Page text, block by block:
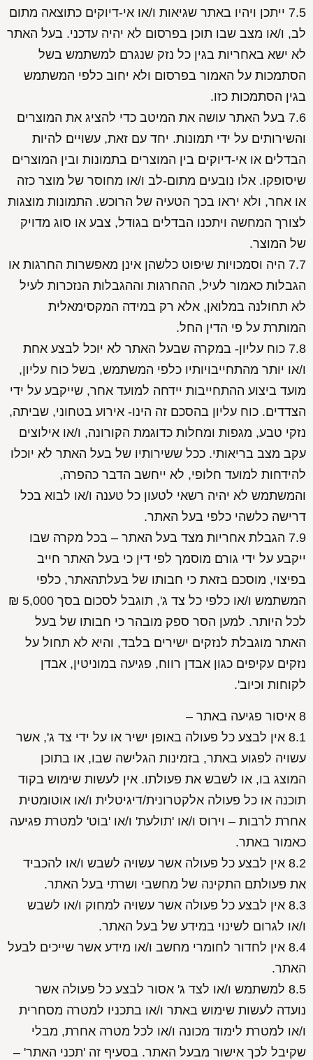
7.5 ייתכן ויהיו באתר שגיאות ו/או אי-דיוקים כתוצאה מתום
לב, ו/או מצב שבו תוכן בפרסום לא יהיה עדכני. בעל האתר
לא ישא באחריות בגין כל נזק שנגרם למשתמש בשל
הסתמכות על האמור בפרסום ולא יחוב כלפי המשתמש
בגין הסתמכות כזו.
7.6 בעל האתר עושה את המיטב כדי להציג את המוצרים
והשירותים על ידי תמונות. יחד עם זאת, עשויים להיות
הבדלים או אי-דיוקים בין המוצרים בתמונות ובין המוצרים
שיסופקו. אלו נובעים מתום-לב ו/או מחוסר של מוצר כזה
או אחר, ולא יראו בכך הטעיה של הרוכש. התמונות מוצגות
לצורך המחשה ויתכנו הבדלים בגודל, צבע או סוג מדויק
של המוצר.
7.7 היה וסמכויות שיפוט כלשהן אינן מאפשרות החרגות או
הגבלות כאמור לעיל, ההחרגות וההגבלות הנזכרות לעיל
לא תחולנה במלואן, אלא רק במידה המקסימאלית
המותרת על פי הדין החל.
7.8 כוח עליון- במקרה שבעל האתר לא יוכל לבצע אחת
ו/או יותר מהתחייבויותיו כלפי המשתמש, בשל כוח עליון,
מועד ביצוע ההתחייבות יידחה למועד אחר, שייקבע על ידי
הצדדים. כוח עליון בהסכם זה הינו- אירוע בטחוני, שביתה,
נזקי טבע, מגפות ומחלות כדוגמת הקורונה, ו/או אילוצים
עקב מצב בריאותי. ככל ששירותיו של בעל האתר לא יוכלו
להידחות למועד חלופי, לא ייחשב הדבר כהפרה,
והמשתמש לא יהיה רשאי לטעון כל טענה ו/או לבוא בכל
דרישה כלשהי כלפי בעל האתר.
7.9 הגבלת אחריות מצד בעל האתר – בכל מקרה שבו
ייקבע על ידי גורם מוסמך לפי דין כי בעל האתר חייב
בפיצוי, מוסכם בזאת כי חבותו של בעלתהאתר, כלפי
המשתמש ו/או כלפי כל צד ג', תוגבל לסכום בסך 5,000 ₪
לכל היותר. למען הסר ספק מובהר כי חבותו של בעל
האתר מוגבלת לנזקים ישירים בלבד, והיא לא תחול על
נזקים עקיפים כגון אבדן רווח, פגיעה במוניטין, אבדן
לקוחות וכיוב'.
8 איסור פגיעה באתר –
8.1 אין לבצע כל פעולה באופן ישיר או על ידי צד ג', אשר
עשויה לפגוע באתר, בזמינות הגלישה שבו, או בתוכן
המוצג בו, או לשבש את פעולתו. אין לעשות שימוש בקוד
תוכנה או כל פעולה אלקטרונית/דיגיטלית ו/או אוטומטית
אחרת לרבות – וירוס ו/או 'תולעת' ו/או 'בוט' למטרת פגיעה
כאמור באתר.
8.2 אין לבצע כל פעולה אשר עשויה לשבש ו/או להכביד
את פעולתם התקינה של מחשבי ושרתי בעל האתר.
8.3 אין לבצע כל פעולה אשר עשויה למחוק ו/או לשבש
ו/או לגרום לשינוי במידע של בעל האתר.
8.4 אין לחדור לחומרי מחשב ו/או מידע אשר שייכים לבעל
האתר.
8.5 למשתמש ו/או לצד ג' אסור לבצע כל פעולה אשר
נועדה לעשות שימוש באתר ו/או בתכניו למטרה מסחרית
ו/או למטרת לימוד מכונה ו/או לכל מטרה אחרת, מבלי
שקיבל לכך אישור מבעל האתר. בסעיף זה 'תכני האתר' –